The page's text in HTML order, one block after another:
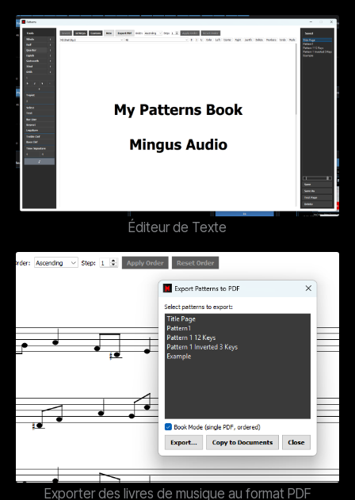
Éditeur de Texte
Exporter des livres de musique au format PDF